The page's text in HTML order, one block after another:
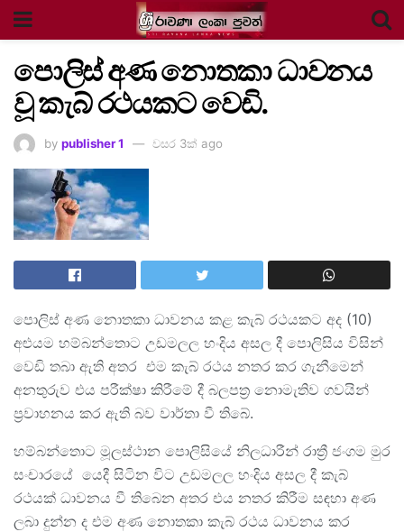
පොලිස් අණ නොතකා ධාවනය
වූ කැබ් රථයකට වෙඩි.
by publisher 1 වසර 3ක් ago
පොලිස් අණ නොතකා ධාවනය කළ කැබ් රථයකට අද (10)
අළුයම හම්බන්තොට උඩමලල හංදිය අසල දී පොලිසිය විසින්
වෙඩි තබා ඇති අතර එම කැබ් රථය නතර කර ගැනීමෙන්
අනතුරුව එය පරීක්ෂා කිරීමේ දී බලපත්‍ර නොමැතිව ගවයින්
ප්‍රවාහනය කර ඇති බව වාර්තා වී තිබේ.
හම්බන්තොට මූලස්ථාන පොලිසියේ නිලධාරීන් රාත්‍රී ජංගම මුර
සංචාරයේ යෙදී සිටින විට උඩමලල හංදිය අසල දී කැබ්
රථයක් ධාවනය වී තිබෙන අතර එය නතර කිරීම සඳහා අණ
ලබා දුන්න ද එම අණ නොතකා කැබ් රථය ධාවනය කර